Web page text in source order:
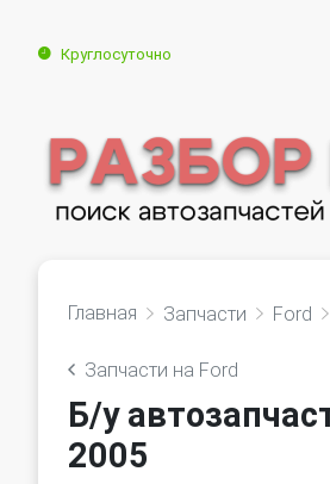
Круглосуточно
Главная Запчасти Ford
Запчасти на Ford
Б/у
2005